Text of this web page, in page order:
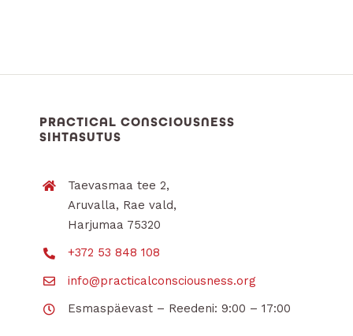
PRACTICAL CONSCIOUSNESS
SIHTASUTUS
Taevasmaa tee 2,
Aruvalla, Rae vald,
Harjumaa 75320
+372 53 848 108
info@practicalconsciousness.org
Esmaspäevast – Reedeni: 9:00 – 17:00